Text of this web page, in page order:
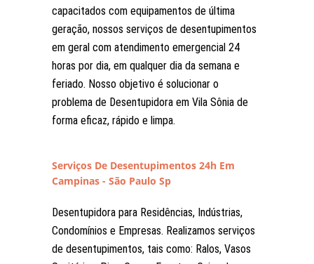
capacitados com equipamentos de última
geração, nossos serviços de desentupimentos
em geral com atendimento emergencial 24
horas por dia, em qualquer dia da semana e
feriado. Nosso objetivo é solucionar o
problema de Desentupidora em Vila Sônia de
forma eficaz, rápido e limpa.
Serviços De Desentupimentos 24h Em
Campinas - São Paulo Sp
Desentupidora para Residências, Indústrias,
Condomínios e Empresas. Realizamos serviços
de desentupimentos, tais como: Ralos, Vasos